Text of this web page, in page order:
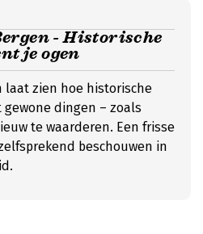
- Historische
je ogen
laat zien hoe historische
dingen – zoals
te waarderen. Een frisse
beschouwen in